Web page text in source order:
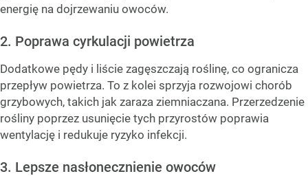
energię na dojrzewaniu owoców.
2. Poprawa cyrkulacji powietrza
Dodatkowe pędy i liście zagęszczają roślinę, co ogranicza
przepływ powietrza. To z kolei sprzyja rozwojowi chorób
grzybowych, takich jak zaraza ziemniaczana. Przerzedzenie
rośliny poprzez usunięcie tych przyrostów poprawia
wentylację i redukuje ryzyko infekcji.
3. Lepsze nasłonecznienie owoców